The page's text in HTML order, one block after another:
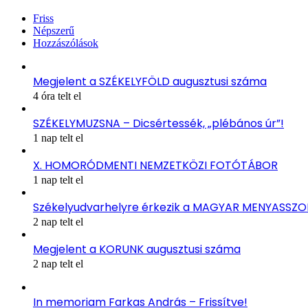
Friss
Népszerű
Hozzászólások
Megjelent a SZÉKELYFÖLD augusztusi száma
4 óra telt el
SZÉKELYMUZSNA – Dicsértessék, „plébános úr”!
1 nap telt el
X. HOMORÓDMENTI NEMZETKÖZI FOTÓTÁBOR
1 nap telt el
Székelyudvarhelyre érkezik a MAGYAR
2 nap telt el
Megjelent a KORUNK augusztusi száma
2 nap telt el
In memoriam Farkas András – Frissítve!